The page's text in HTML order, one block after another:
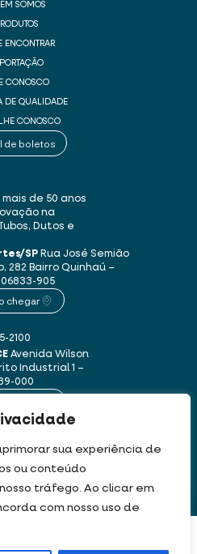
sua experiência de
ou conteúdo
tráfego. Ao clicar em
com nosso uso de
SOMOS
ENCONTRAR
CONOSCO
DE QUALIDADE
CONOSCO
de boletos
de 50 anos
na
Dutos e
SPRua José Semião
282 Bairro Quinhaú –
905
chegar
2100
Avenida Wilson
Industrial 1 –
000
de acordo com os nossos Termos de Uso e